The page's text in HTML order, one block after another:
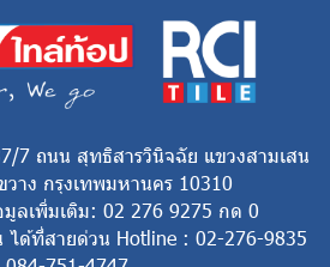
7 ถนน สุทธิสารวินิจฉัย แขวงสามเสน
าง กรุงเทพมหานคร 10310
ลเพิ่มเติม: 02 276 9275 กด 0
ได้ที่สายด่วน Hotline : 02-276-9835